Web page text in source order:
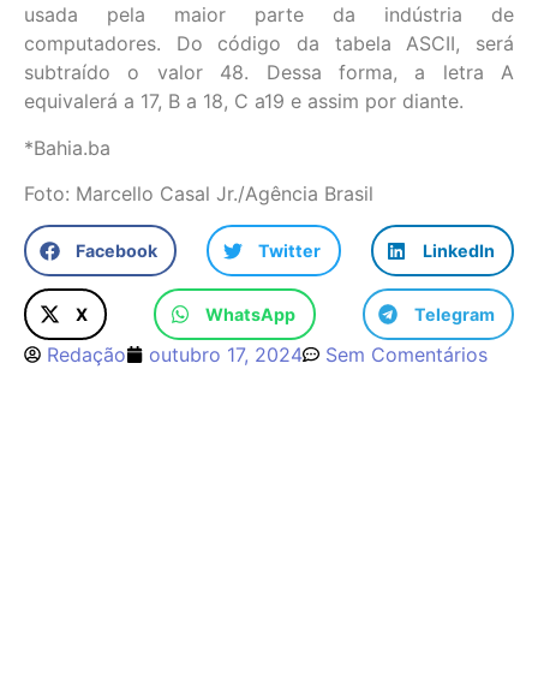
usada pela maior parte da indústria de
computadores. Do código da tabela ASCII, será
subtraído o valor 48. Dessa forma, a letra A
equivalerá a 17, B a 18, C a19 e assim por diante.
*Bahia.ba
Foto: Marcello Casal Jr./Agência Brasil
Facebook Twitter LinkedIn
X WhatsApp Telegram
Redação outubro 17, 2024 Sem Comentários